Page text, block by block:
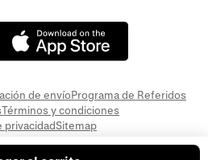
de envíoPrograma de Referidos
Términos y condiciones
privacidadSitemap